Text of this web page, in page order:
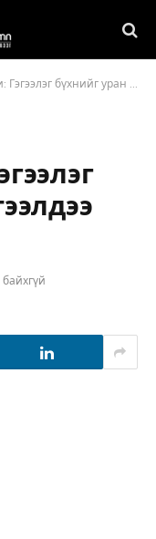
уран бүтээлдээ шингээх болно
байхгүй